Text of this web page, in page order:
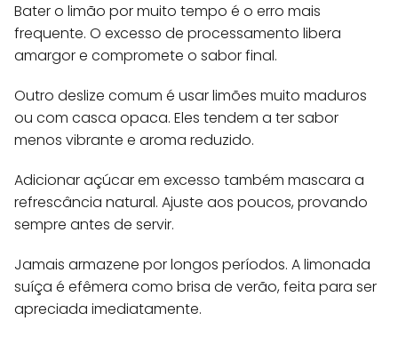
Bater o limão por muito tempo é o erro mais
frequente. O excesso de processamento libera
amargor e compromete o sabor final.
Outro deslize comum é usar limões muito maduros
ou com casca opaca. Eles tendem a ter sabor
menos vibrante e aroma reduzido.
Adicionar açúcar em excesso também mascara a
refrescância natural. Ajuste aos poucos, provando
sempre antes de servir.
Jamais armazene por longos períodos. A limonada
suíça é efêmera como brisa de verão, feita para ser
apreciada imediatamente.